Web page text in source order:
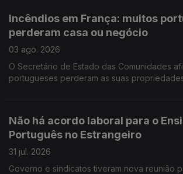
Incêndios em França: muitos
perderam casa ou negócio
03 ago. 2026
O Secretário de Estado das Comunidades
portugueses perderam as suas
Não há acordo laboral para o
Português no Estrangeiro
31 jul. 2026
Governo e sindicatos tiveram nova reunião